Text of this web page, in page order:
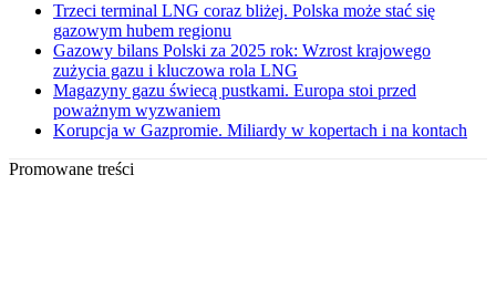
Trzeci terminal LNG coraz bliżej. Polska może stać się
gazowym hubem regionu
Gazowy bilans Polski za 2025 rok: Wzrost krajowego
zużycia gazu i kluczowa rola LNG
Magazyny gazu świecą pustkami. Europa stoi przed
poważnym wyzwaniem
Korupcja w Gazpromie. Miliardy w kopertach i na kontach
Promowane treści